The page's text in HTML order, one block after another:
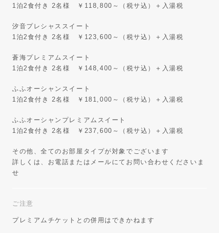
1泊2食付き 2名様 ￥118,800～（税サ込）＋入湯税
汐音プレシャススイート
1泊2食付き 2名様 ￥123,600～（税サ込）＋入湯税
蒼海プレミアムスイート
1泊2食付き 2名様 ￥148,400～（税サ込）＋入湯税
ふふオーシャンスイート
1泊2食付き 2名様 ￥181,000～（税サ込）＋入湯税
ふふオーシャンプレミアムスイート
1泊2食付き 2名様 ￥237,600～（税サ込）＋入湯税
その他、全てのお部屋タイプが対象でございます
詳しくは、お電話またはメールにてお問い合わせくださいま
せ
ご注意
プレミアムチケットとの併用はできかねます